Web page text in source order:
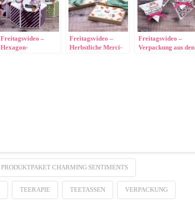
Freitagsvideo –
Hexagon-
Freitagsvideo –
Herbstliche Merci-
Freitagsvideo –
Verpackung aus den
PRODUKTPAKET CHARMING SENTIMENTS
TEERAPIE TEETASSEN VERPACKUNG